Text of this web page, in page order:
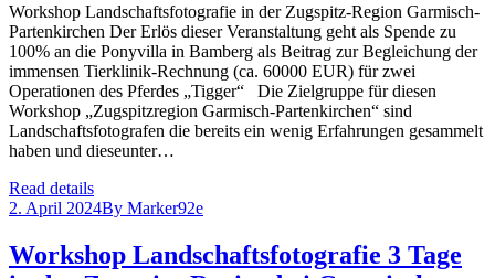
Workshop Landschaftsfotografie in der Zugspitz-Region Garmisch-
Partenkirchen Der Erlös dieser Veranstaltung geht als Spende zu
100% an die Ponyvilla in Bamberg als Beitrag zur Begleichung der
immensen Tierklinik-Rechnung (ca. 60000 EUR) für zwei
Operationen des Pferdes „Tigger“ Die Zielgruppe für diesen
Workshop „Zugspitzregion Garmisch-Partenkirchen“ sind
Landschaftsfotografen die bereits ein wenig Erfahrungen gesammelt
haben und dieseunter…
Read details
2. April 2024By Marker92e
Workshop Landschaftsfotografie 3 Tage